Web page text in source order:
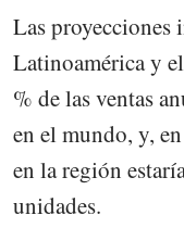
Las proyecciones
Latinoamérica y
% de las ventas
en el mundo, y,
en la región
unidades.